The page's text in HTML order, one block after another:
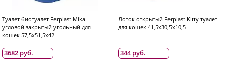
Туалет биотуалет Ferplast Mika
угловой закрытый угольный для
кошек 57,5x51,5x42
3682 руб.
Лоток открытый Ferplast Kitty туалет
для кошек 41,5x30,5x10,5
344 руб.